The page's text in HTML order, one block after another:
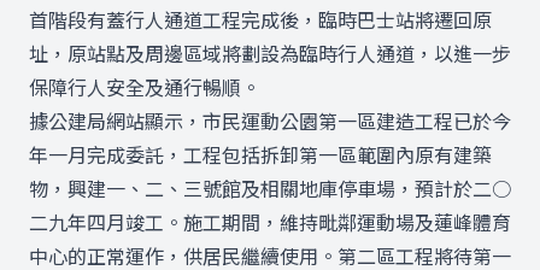
首階段有蓋行人通道工程完成後，臨時巴士站將遷回原
址，原站點及周邊區域將劃設為臨時行人通道，以進一步
保障行人安全及通行暢順。
據公建局網站顯示，市民運動公園第一區建造工程已於今
年一月完成委託，工程包括拆卸第一區範圍內原有建築
物，興建一、二、三號館及相關地庫停車場，預計於二○
二九年四月竣工。施工期間，維持毗鄰運動場及蓮峰體育
中心的正常運作，供居民繼續使用。第二區工程將待第一